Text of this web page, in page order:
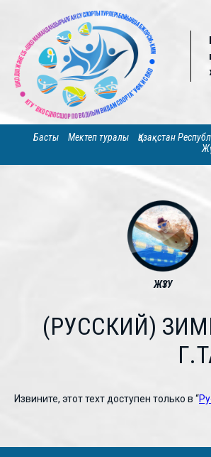
Басты Мектеп туралы Қазақстан
ЖҮЗУ
(РУССКИЙ)
Извините, этот техт доступен только в “